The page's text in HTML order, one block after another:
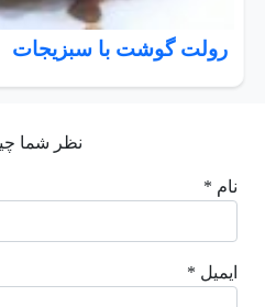
رولت گوشت با سبزیجات
نظر شما
نام *
ایمیل *